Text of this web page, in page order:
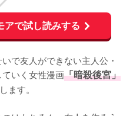
アで試し読みする
で友人ができない主人公・
いく女性漫画「暗殺後宮」
ます。